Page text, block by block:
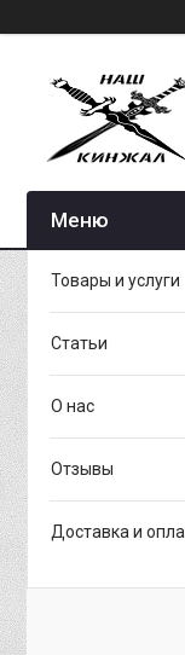
Товары и услуги
Статьи
О нас
Отзывы
Доставка и